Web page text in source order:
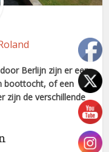
Berlijn zijn er een
boottocht, of een
zijn de verschillende